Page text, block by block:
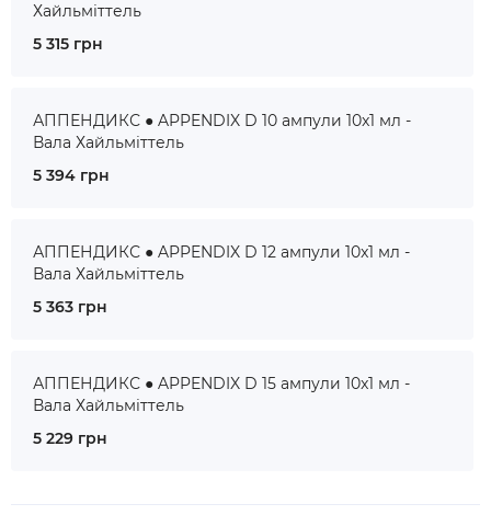
Хайльміттель
5 315 грн
АППЕНДИКС ● APPENDIX D 10 ампули 10x1 мл -
Вала Хайльміттель
5 394 грн
АППЕНДИКС ● APPENDIX D 12 ампули 10x1 мл -
Вала Хайльміттель
5 363 грн
АППЕНДИКС ● APPENDIX D 15 ампули 10x1 мл -
Вала Хайльміттель
5 229 грн